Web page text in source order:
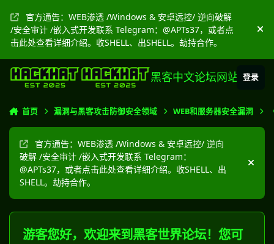
官方通告：WEB渗透 /Windows & 安卓远控/ 逆向破解
/安全审计 /嵌入式开发联系 Telegram：@APTs37，或者点
击此处查看详细介绍。收SHELL、出SHELL。劫持合作。
隐
黑客中文论坛网站 登录
首页 漏洞与黑客攻击防御安全领域 WEB和服务器安全漏洞
官方通告：WEB渗透 /Windows & 安卓远控/ 逆向
破解 /安全审计 /嵌入式开发联系 Telegram：
@APTs37，或者点击此处查看详细介绍。收SHELL、出
SHELL。劫持合作。
隐藏
游客您好，欢迎来到黑客世界论坛！您可